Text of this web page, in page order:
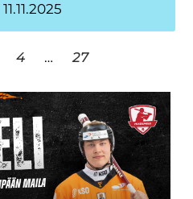
11.11.2025
4 … 27